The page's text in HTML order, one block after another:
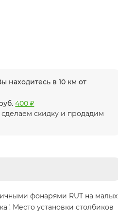
находитесь в 10 км от
400 ₽
скидку и продадим
фонарями RUT на малых
Место установки столбиков